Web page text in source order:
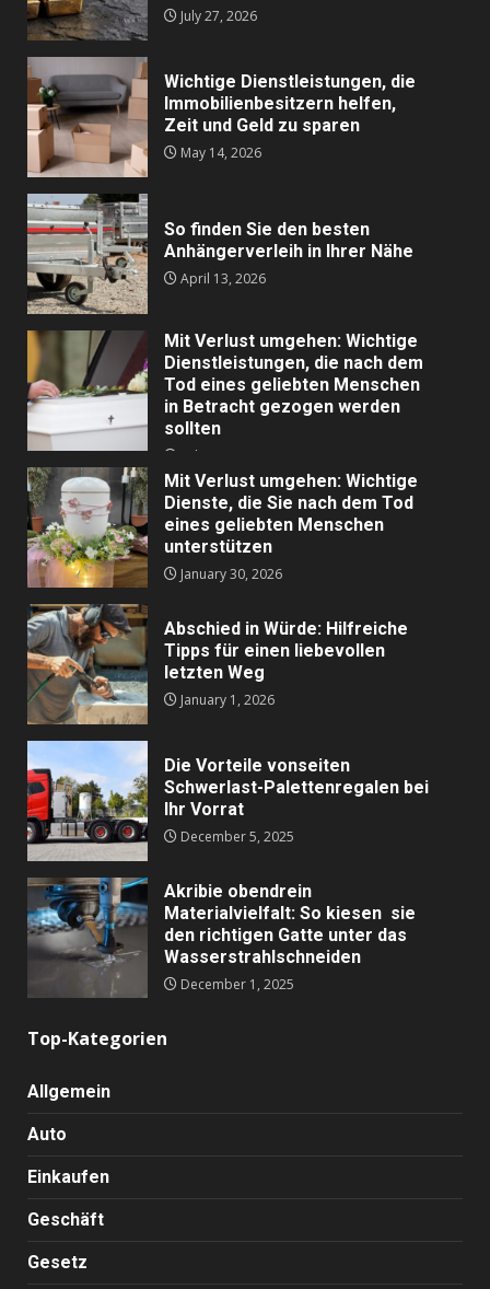
July 27, 2026
Wichtige Dienstleistungen, die
Immobilienbesitzern helfen,
Zeit und Geld zu sparen
May 14, 2026
So finden Sie den besten
Anhängerverleih in Ihrer Nähe
April 13, 2026
Mit Verlust umgehen: Wichtige
Dienstleistungen, die nach dem
Tod eines geliebten Menschen
in Betracht gezogen werden
sollten
February 20, 2026
Mit Verlust umgehen: Wichtige
Dienste, die Sie nach dem Tod
eines geliebten Menschen
unterstützen
January 30, 2026
Abschied in Würde: Hilfreiche
Tipps für einen liebevollen
letzten Weg
January 1, 2026
Die Vorteile vonseiten
Schwerlast-Palettenregalen bei
Ihr Vorrat
December 5, 2025
Akribie obendrein
Materialvielfalt: So kiesen sie
den richtigen Gatte unter das
Wasserstrahlschneiden
December 1, 2025
Top-Kategorien
Allgemein
Auto
Einkaufen
Geschäft
Gesetz